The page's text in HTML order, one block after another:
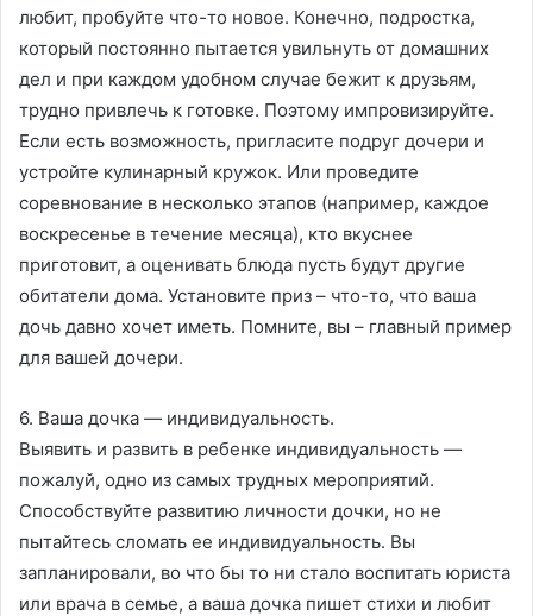
любит, пробуйте что-то новое. Конечно, подростка,
который постоянно пытается увильнуть от домашних
дел и при каждом удобном случае бежит к друзьям,
трудно привлечь к готовке. Поэтому импровизируйте.
Если есть возможность, пригласите подруг дочери и
устройте кулинарный кружок. Или проведите
соревнование в несколько этапов (например, каждое
воскресенье в течение месяца), кто вкуснее
приготовит, а оценивать блюда пусть будут другие
обитатели дома. Установите приз – что-то, что ваша
дочь давно хочет иметь. Помните, вы – главный пример
для вашей дочери.
6. Ваша дочка — индивидуальность.
Выявить и развить в ребенке индивидуальность —
пожалуй, одно из самых трудных мероприятий.
Способствуйте развитию личности дочки, но не
пытайтесь сломать ее индивидуальность. Вы
запланировали, во что бы то ни стало воспитать юриста
или врача в семье, а ваша дочка пишет стихи и любит